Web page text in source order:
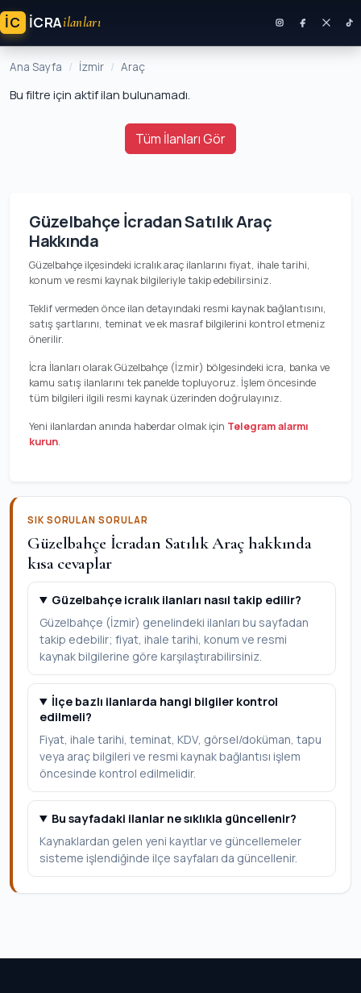
İC ICRAilanları
Ana Sayfa İzmir Araç
Bu filtre için aktif ilan bulunamadı.
Tüm İlanları Gör
Güzelbahçe İcradan Satılık Araç
Hakkında
Güzelbahçe ilçesindeki icralık araç ilanlarını fiyat, ihale tarihi,
konum ve resmi kaynak bilgileriyle takip edebilirsiniz.
Teklif vermeden önce ilan detayındaki resmi kaynak bağlantısını,
satış şartlarını, teminat ve ek masraf bilgilerini kontrol etmeniz
önerilir.
İcra İlanları olarak Güzelbahçe (İzmir) bölgesindeki icra, banka ve
kamu satış ilanlarını tek panelde topluyoruz. İşlem öncesinde
tüm bilgileri ilgili resmi kaynak üzerinden doğrulayınız.
Yeni ilanlardan anında haberdar olmak için Telegram alarmı
kurun.
SIK SORULAN SORULAR
Güzelbahçe İcradan Satılık Araç hakkında
kısa cevaplar
Güzelbahçe icralık ilanları nasıl takip edilir?
Güzelbahçe (İzmir) genelindeki ilanları bu sayfadan
takip edebilir; fiyat, ihale tarihi, konum ve resmi
kaynak bilgilerine göre karşılaştırabilirsiniz.
İlçe bazlı ilanlarda hangi bilgiler kontrol
edilmeli?
Fiyat, ihale tarihi, teminat, KDV, görsel/doküman, tapu
veya araç bilgileri ve resmi kaynak bağlantısı işlem
öncesinde kontrol edilmelidir.
Bu sayfadaki ilanlar ne sıklıkla güncellenir?
Kaynaklardan gelen yeni kayıtlar ve güncellemeler
sisteme işlendiğinde ilçe sayfaları da güncellenir.